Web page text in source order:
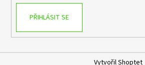
PŘIHLÁSIT SE
Vytvořil Shoptet